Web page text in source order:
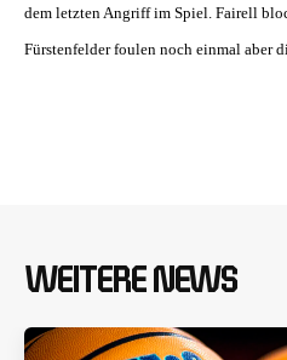
dem letzten Angriff im Spiel. Fairell
Fürstenfelder foulen noch einmal aber
WEITERE NEWS